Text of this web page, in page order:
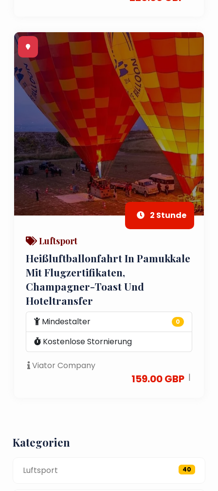
2 Stunde
Luftsport
Heißluftballonfahrt In Pamukkale
Mit Flugzertifikaten,
Champagner-Toast Und
Hoteltransfer
Mindestalter 0
Kostenlose Stornierung
Viator Company
159.00 GBP |
Kategorien
Luftsport 40